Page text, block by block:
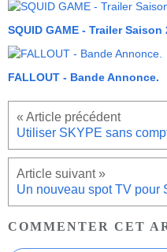
SQUID GAME - Trailer Saison
FALLOUT - Bande Annonce.
Un nouveau spot TV pour
COMMENTER CET